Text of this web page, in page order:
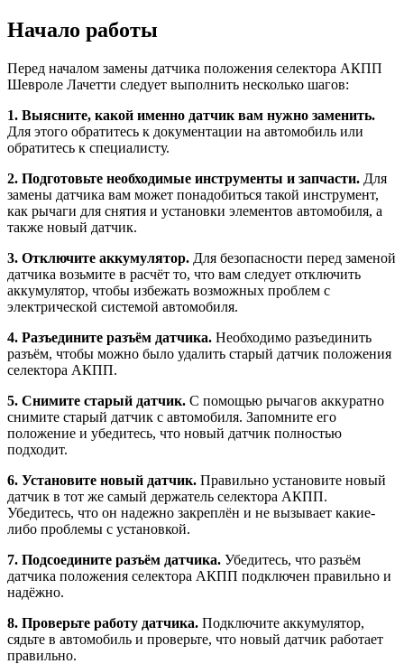
Начало работы
Перед началом замены датчика положения селектора АКПП
Шевроле Лачетти следует выполнить несколько шагов:
1. Выясните, какой именно датчик вам нужно заменить.
Для этого обратитесь к документации на автомобиль или
обратитесь к специалисту.
2. Подготовьте необходимые инструменты и запчасти. Для
замены датчика вам может понадобиться такой инструмент,
как рычаги для снятия и установки элементов автомобиля, а
также новый датчик.
3. Отключите аккумулятор. Для безопасности перед заменой
датчика возьмите в расчёт то, что вам следует отключить
аккумулятор, чтобы избежать возможных проблем с
электрической системой автомобиля.
4. Разъедините разъём датчика. Необходимо разъединить
разъём, чтобы можно было удалить старый датчик положения
селектора АКПП.
5. Снимите старый датчик. С помощью рычагов аккуратно
снимите старый датчик с автомобиля. Запомните его
положение и убедитесь, что новый датчик полностью
подходит.
6. Установите новый датчик. Правильно установите новый
датчик в тот же самый держатель селектора АКПП.
Убедитесь, что он надежно закреплён и не вызывает какие-
либо проблемы с установкой.
7. Подсоедините разъём датчика. Убедитесь, что разъём
датчика положения селектора АКПП подключен правильно и
надёжно.
8. Проверьте работу датчика. Подключите аккумулятор,
сядьте в автомобиль и проверьте, что новый датчик работает
правильно.